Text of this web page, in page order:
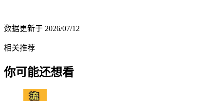
数据更新于 2026/07/12
相关推荐
你可能还想看